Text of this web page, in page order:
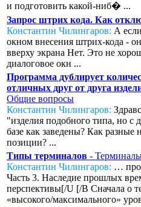
и подготовить какой-ниб� ...
Запрос штрих кода. Как
Константин Чилингаров: А
окном внесения штрих-кода -
вверху экрана Нет. Это не
диалоговое окн ...
Программа дублирует
отличных друг от друга
Общие вопросы
Константин Чилингаров:
"изделия подобного типа, но с
базе как заведены? Как разные
позиции? ...
Типы терминалов -
Константин Чилингаров: …
Часть 3. Наследие прошлых
перспективы[/U [/B Сначала о
«высокого/максимального»